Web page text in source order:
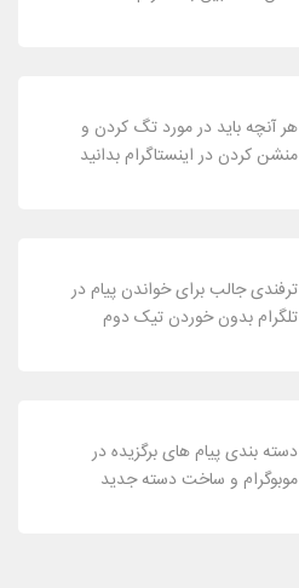
هر آنچه باید در مورد تگ کردن و
منشن کردن در اینستاگرام بدانید
ترفندی جالب برای خواندن پیام در
تلگرام بدون خوردن تیک دوم
دسته بندی پیام های برگزیده در
موبوگرام و ساخت دسته جدید